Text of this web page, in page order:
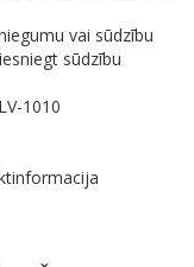
vai sūdzību
sūdzību
1010